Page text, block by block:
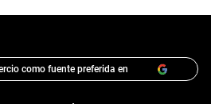
como fuente preferida en